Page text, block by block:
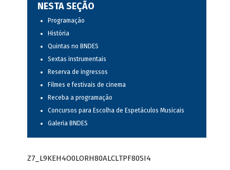
NESTA SEÇÃO
Programação
História
Quintas no BNDES
Sextas instrumentais
Reserva de ingressos
Filmes e festivais de cinema
Receba a programação
Concursos para Escolha de Espetáculos Musicais
Galeria BNDES
Z7_L9KEH4O0LORH80ALCLTPF80SI4